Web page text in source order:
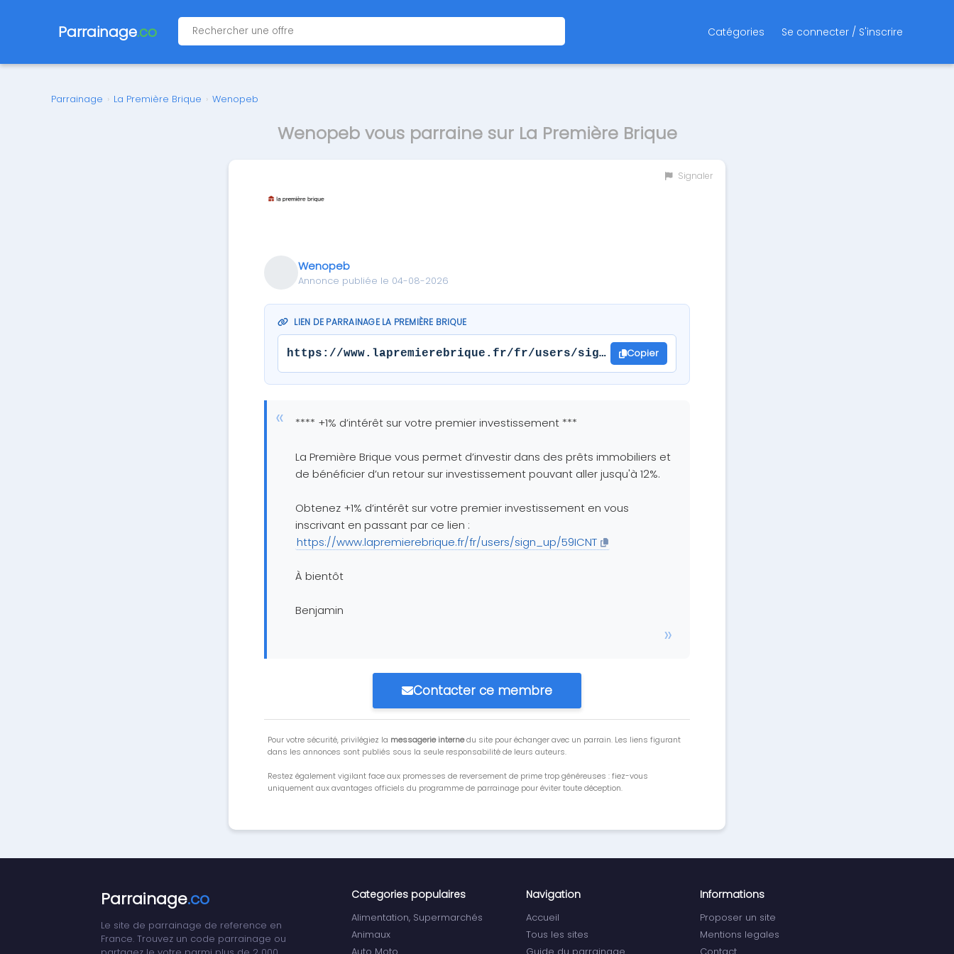
Parrainage.co Catégories Se connecter / S'inscrire
Parrainage › La Première Brique › Wenopeb
Wenopeb vous parraine sur La Première Brique
Signaler
Wenopeb
Annonce publiée le 04-08-2026
LIEN DE PARRAINAGE LA PREMIÈRE BRIQUE
https://www.lapremierebrique.fr/fr/users/sign_up/59ICNT
Copier
**** +1% d’intérêt sur votre premier investissement ***
La Première Brique vous permet d’investir dans des prêts immobiliers et
de bénéficier d’un retour sur investissement pouvant aller jusqu'à 12%.
Obtenez +1% d’intérêt sur votre premier investissement en vous
inscrivant en passant par ce lien :
https://www.lapremierebrique.fr/fr/users/sign_up/59ICNT
À bientôt
Benjamin
Contacter ce membre
Pour votre sécurité, privilégiez la messagerie internedu site pour échanger avec un parrain. Les liens figurant
dans les annonces sont publiés sous la seule responsabilité de leurs auteurs.
Restez également vigilant face aux promesses de reversement de prime trop généreuses : fiez-vous
uniquement aux avantages officiels du programme de parrainage pour éviter toute déception.
Parrainage.co
Le site de parrainage de reference en
France. Trouvez un code parrainage ou
Categories populaires
Alimentation, Supermarchés
Animaux
Navigation
Accueil
Tous les sites
Informations
Proposer un site
Mentions legales